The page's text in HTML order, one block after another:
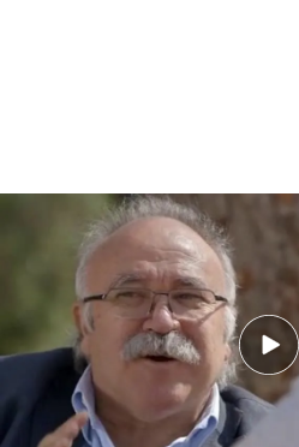
Menudo lio en el que nos
¿tú lo sabías?
No, lo que sí había era la
pecado de Puyol hubiese
mientras gente de su
aprovechando de su